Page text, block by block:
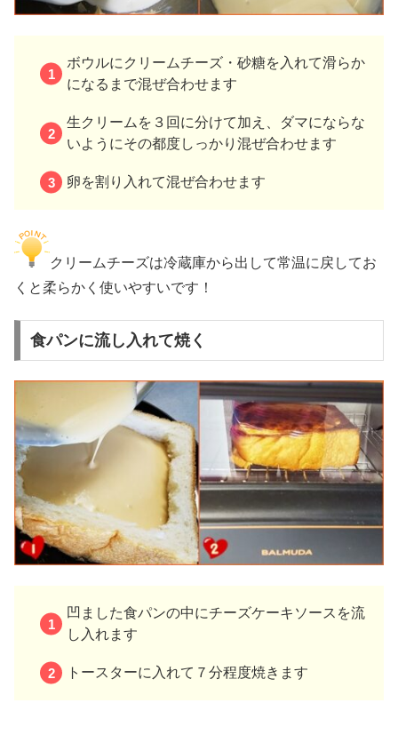
ボウルにクリームチーズ・砂糖を入れて滑らか
になるまで混ぜ合わせます
生クリームを３回に分けて加え、ダマにならな
いようにその都度しっかり混ぜ合わせます
卵を割り入れて混ぜ合わせます
クリームチーズは冷蔵庫から出して常温に戻してお
くと柔らかく使いやすいです！
食パンに流し入れて焼く
凹ました食パンの中にチーズケーキソースを流
し入れます
トースターに入れて７分程度焼きます